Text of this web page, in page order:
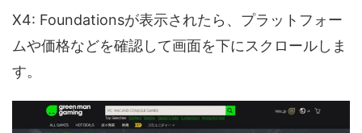
X4: Foundationsが表示されたら、プラットフォー
ムや価格などを確認して画面を下にスクロールしま
す。